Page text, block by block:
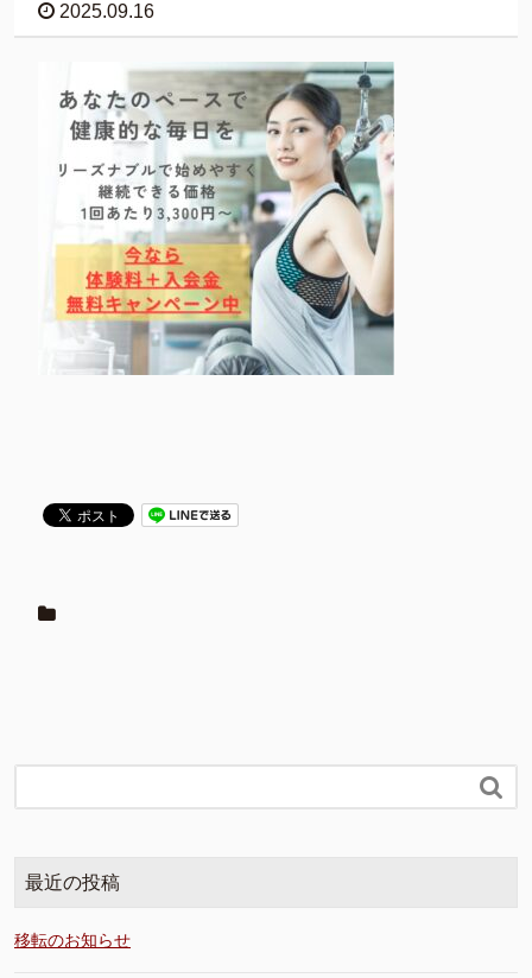
2025.09.16

最近の投稿
移転のお知らせ